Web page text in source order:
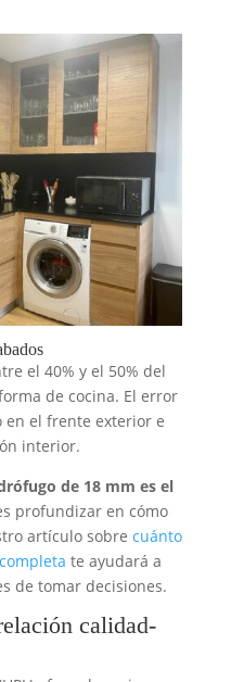
el 40% y el 50% del
de cocina. El error
en el frente exterior e
interior.
de 18 mm es el
profundizar en cómo
artículo sobre cuánto
te ayudará a
de tomar decisiones.
calidad-